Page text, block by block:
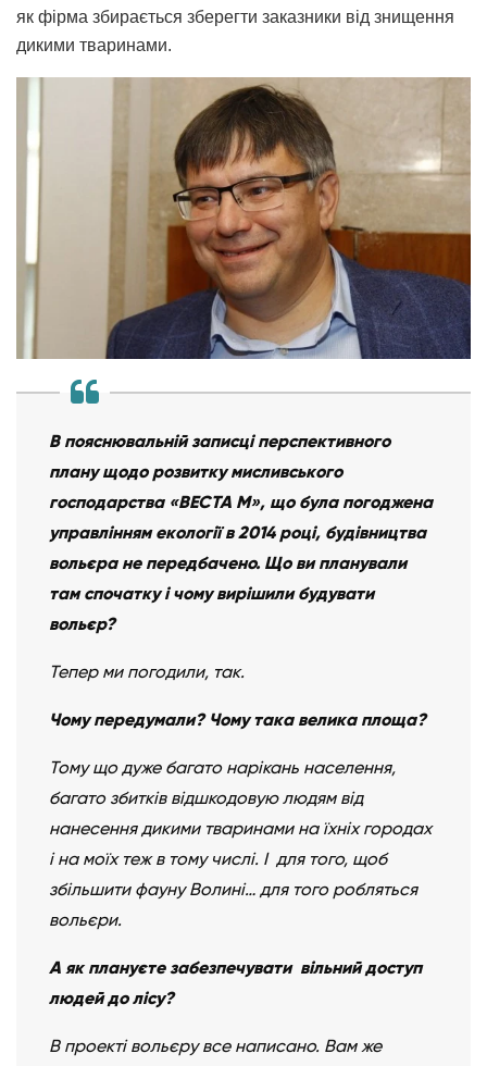
як фірма збирається зберегти заказники від знищення
дикими тваринами.
В пояснювальній записці перспективного
плану щодо розвитку мисливського
господарства «ВЕСТА М», що була погоджена
управлінням екології в 2014 році, будівництва
вольєра не передбачено. Що ви планували
там спочатку і чому вирішили будувати
вольєр?
Тепер ми погодили, так.
Чому передумали? Чому така велика площа?
Тому що дуже багато нарікань населення,
багато збитків відшкодовую людям від
нанесення дикими тваринами на їхніх городах
і на моїх теж в тому числі. І для того, щоб
збільшити фауну Волині… для того робляться
вольєри.
А як плануєте забезпечувати вільний доступ
людей до лісу?
В проекті вольєру все написано. Вам же